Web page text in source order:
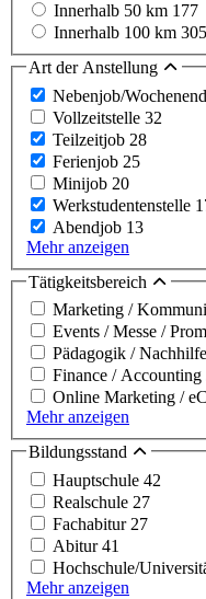
Innerhalb 50 km 177
Innerhalb 100 km 305
Art der Anstellung
Nebenjob/
Vollzeitstelle 32
Teilzeitjob 28
Ferienjob 25
Minijob 20
Werkstudentenstelle
Abendjob 13
Mehr anzeigen
Tätigkeitsbereich
Marketing /
Events / Messe /
Pädagogik / Nachhilfe
Finance /
Online Marketing /
Mehr anzeigen
Bildungsstand
Hauptschule 42
Realschule 27
Fachabitur 27
Abitur41
Hochschule/
Mehr anzeigen